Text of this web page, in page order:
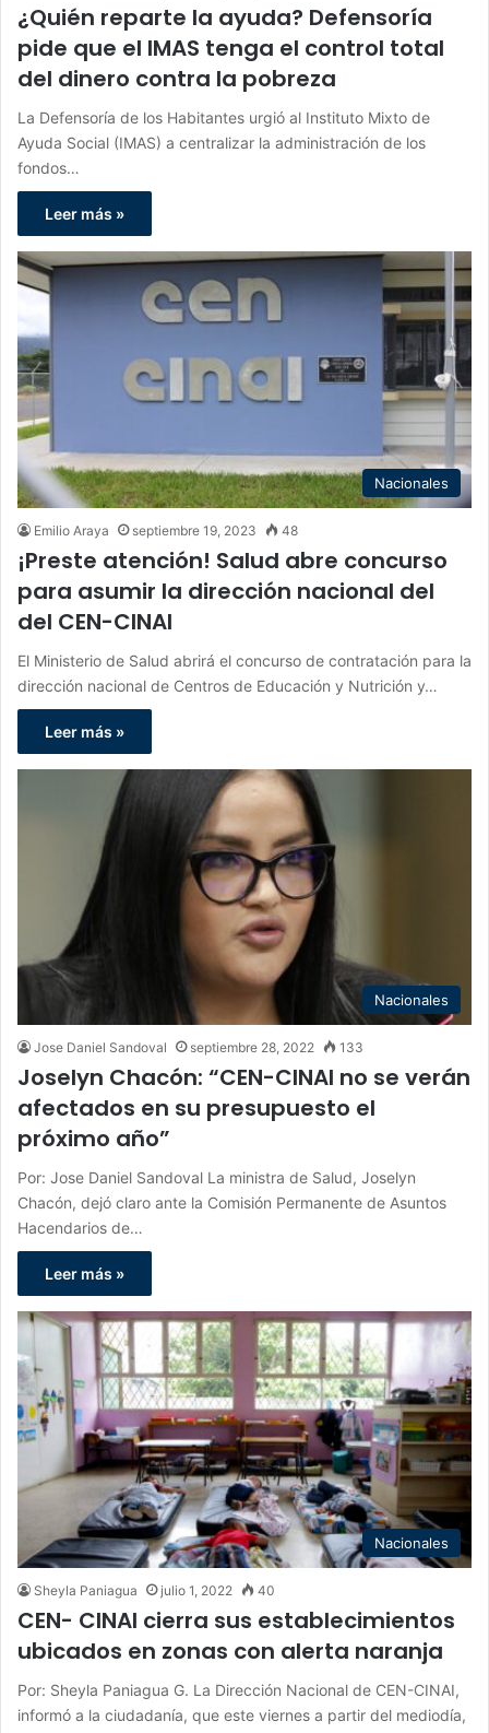
¿Quién reparte la ayuda? Defensoría
pide que el IMAS tenga el control total
del dinero contra la pobreza
La Defensoría de los Habitantes urgió al Instituto Mixto de
Ayuda Social (IMAS) a centralizar la administración de los
fondos…
Leer más »
Nacionales
Emilio Araya septiembre 19, 2023 48
¡Preste atención! Salud abre concurso
para asumir la dirección nacional del
del CEN-CINAI
El Ministerio de Salud abrirá el concurso de contratación para la
dirección nacional de Centros de Educación y Nutrición y…
Leer más »
Nacionales
Jose Daniel Sandoval septiembre 28, 2022 133
Joselyn Chacón: “CEN-CINAI no se verán
afectados en su presupuesto el
próximo año”
Por: Jose Daniel Sandoval La ministra de Salud, Joselyn
Chacón, dejó claro ante la Comisión Permanente de Asuntos
Hacendarios de…
Leer más »
Nacionales
Sheyla Paniagua julio 1, 2022 40
CEN- CINAI cierra sus establecimientos
ubicados en zonas con alerta naranja
Por: Sheyla Paniagua G. La Dirección Nacional de CEN-CINAI,
informó a la ciudadanía, que este viernes a partir del mediodía,